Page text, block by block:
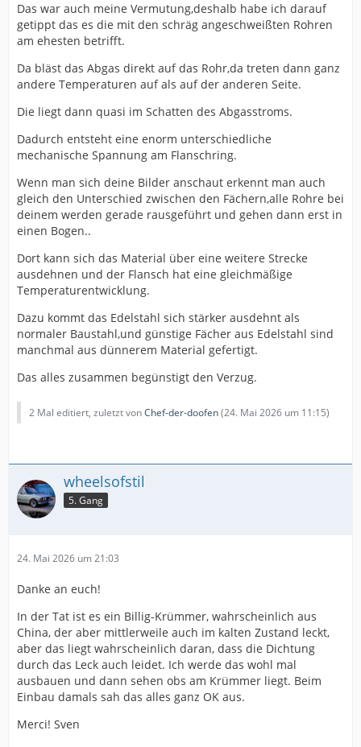
Das war auch meine Vermutung,deshalb habe ich darauf
getippt das es die mit den schräg angeschweißten Rohren
am ehesten betrifft.
Da bläst das Abgas direkt auf das Rohr,da treten dann ganz
andere Temperaturen auf als auf der anderen Seite.
Die liegt dann quasi im Schatten des Abgasstroms.
Dadurch entsteht eine enorm unterschiedliche
mechanische Spannung am Flanschring.
Wenn man sich deine Bilder anschaut erkennt man auch
gleich den Unterschied zwischen den Fächern,alle Rohre bei
deinem werden gerade rausgeführt und gehen dann erst in
einen Bogen..
Dort kann sich das Material über eine weitere Strecke
ausdehnen und der Flansch hat eine gleichmäßige
Temperaturentwicklung.
Dazu kommt das Edelstahl sich stärker ausdehnt als
normaler Baustahl,und günstige Fächer aus Edelstahl sind
manchmal aus dünnerem Material gefertigt.
Das alles zusammen begünstigt den Verzug.
2 Mal editiert, zuletzt vonChef-der-doofen(24. Mai 2026 um 11:15)
wheelsofstil
5. Gang
24. Mai 2026 um 21:03
Danke an euch!
In der Tat ist es ein Billig-Krümmer, wahrscheinlich aus
China, der aber mittlerweile auch im kalten Zustand leckt,
aber das liegt wahrscheinlich daran, dass die Dichtung
durch das Leck auch leidet. Ich werde das wohl mal
ausbauen und dann sehen obs am Krümmer liegt. Beim
Einbau damals sah das alles ganz OK aus.
Merci! Sven